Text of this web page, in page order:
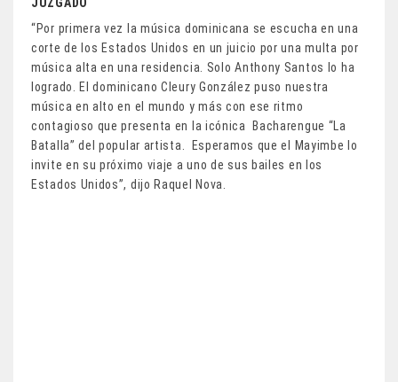
“Por primera vez la música dominicana se escucha en una
corte de los Estados Unidos en un juicio por una multa por
música alta en una residencia. Solo Anthony Santos lo ha
logrado. El dominicano Cleury González puso nuestra
música en alto en el mundo y más con ese ritmo
contagioso que presenta en la icónica Bacharengue “La
Batalla” del popular artista. Esperamos que el Mayimbe lo
invite en su próximo viaje a uno de sus bailes en los
Estados Unidos”, dijo Raquel Nova.